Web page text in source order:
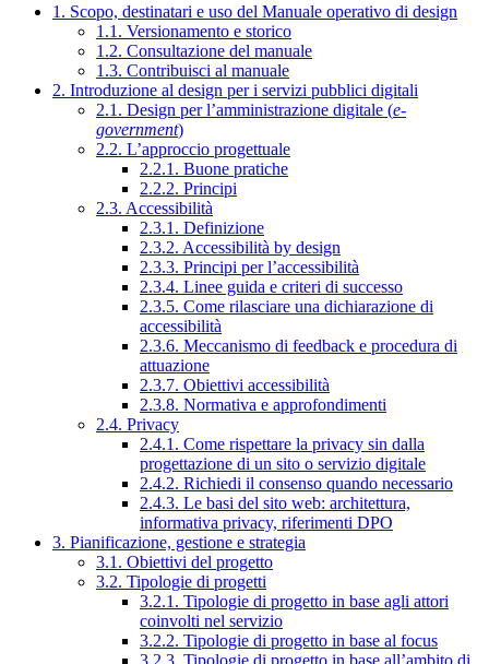
1. Scopo, destinatari e uso del Manuale operativo di design
1.1. Versionamento e storico
1.2. Consultazione del manuale
1.3. Contribuisci al manuale
2. Introduzione al design per i servizi pubblici digitali
2.1. Design per l’amministrazione digitale (e-
government)
2.2. L’approccio progettuale
2.2.1. Buone pratiche
2.2.2. Principi
2.3. Accessibilità
2.3.1. Definizione
2.3.2. Accessibilità by design
2.3.3. Principi per l’accessibilità
2.3.4. Linee guida e criteri di successo
2.3.5. Come rilasciare una dichiarazione di
accessibilità
2.3.6. Meccanismo di feedback e procedura di
attuazione
2.3.7. Obiettivi accessibilità
2.3.8. Normativa e approfondimenti
2.4. Privacy
2.4.1. Come rispettare la privacy sin dalla
progettazione di un sito o servizio digitale
2.4.2. Richiedi il consenso quando necessario
2.4.3. Le basi del sito web: architettura,
informativa privacy, riferimenti DPO
3. Pianificazione, gestione e strategia
3.1. Obiettivi del progetto
3.2. Tipologie di progetti
3.2.1. Tipologie di progetto in base agli attori
coinvolti nel servizio
3.2.2. Tipologie di progetto in base al focus
3.2.3. Tipologie di progetto in base all’ambito di